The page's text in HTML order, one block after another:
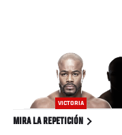
VICTORIA
MIRA LA REPETICIÓN